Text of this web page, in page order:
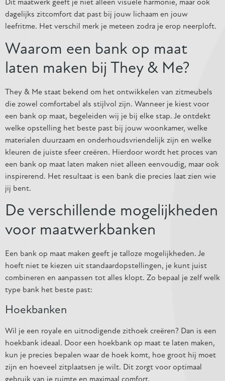
Dit maatwerk geeft je niet alleen visuele harmonie, maar ook
dagelijks zitcomfort dat past bij jouw lichaam en jouw
leefritme. Het verschil merk je meteen zodra je erop neerploft.
Waarom een bank op maat
laten maken bij They & Me?
They & Me staat bekend om het ontwikkelen van zitmeubels
die zowel comfortabel als stijlvol zijn. Wanneer je kiest voor
een bank op maat, begeleiden wij je bij elke stap. Je ontdekt
welke opstelling het beste past bij jouw woonkamer, welke
materialen duurzaam en onderhoudsvriendelijk zijn en welke
kleuren de juiste sfeer creëren. Hierdoor wordt het proces van
een bank op maat laten maken niet alleen eenvoudig, maar ook
inspirerend. Het resultaat is een bank die precies laat zien wie
jij bent.
De verschillende mogelijkheden
voor maatwerkbanken
Een bank op maat maken geeft je talloze mogelijkheden. Je
hoeft niet te kiezen uit standaardopstellingen, je kunt juist
combineren en aanpassen tot alles klopt. Zo bepaal je zelf welk
type bank het beste past:
Hoekbanken
Wil je een royale en uitnodigende zithoek creëren? Dan is een
hoekbank ideaal. Door een hoekbank op maat te laten maken,
kun je precies bepalen waar de hoek komt, hoe groot hij moet
zijn en hoeveel zitplaatsen je wilt. Dit zorgt voor optimaal
gebruik van je ruimte en maximaal comfort.